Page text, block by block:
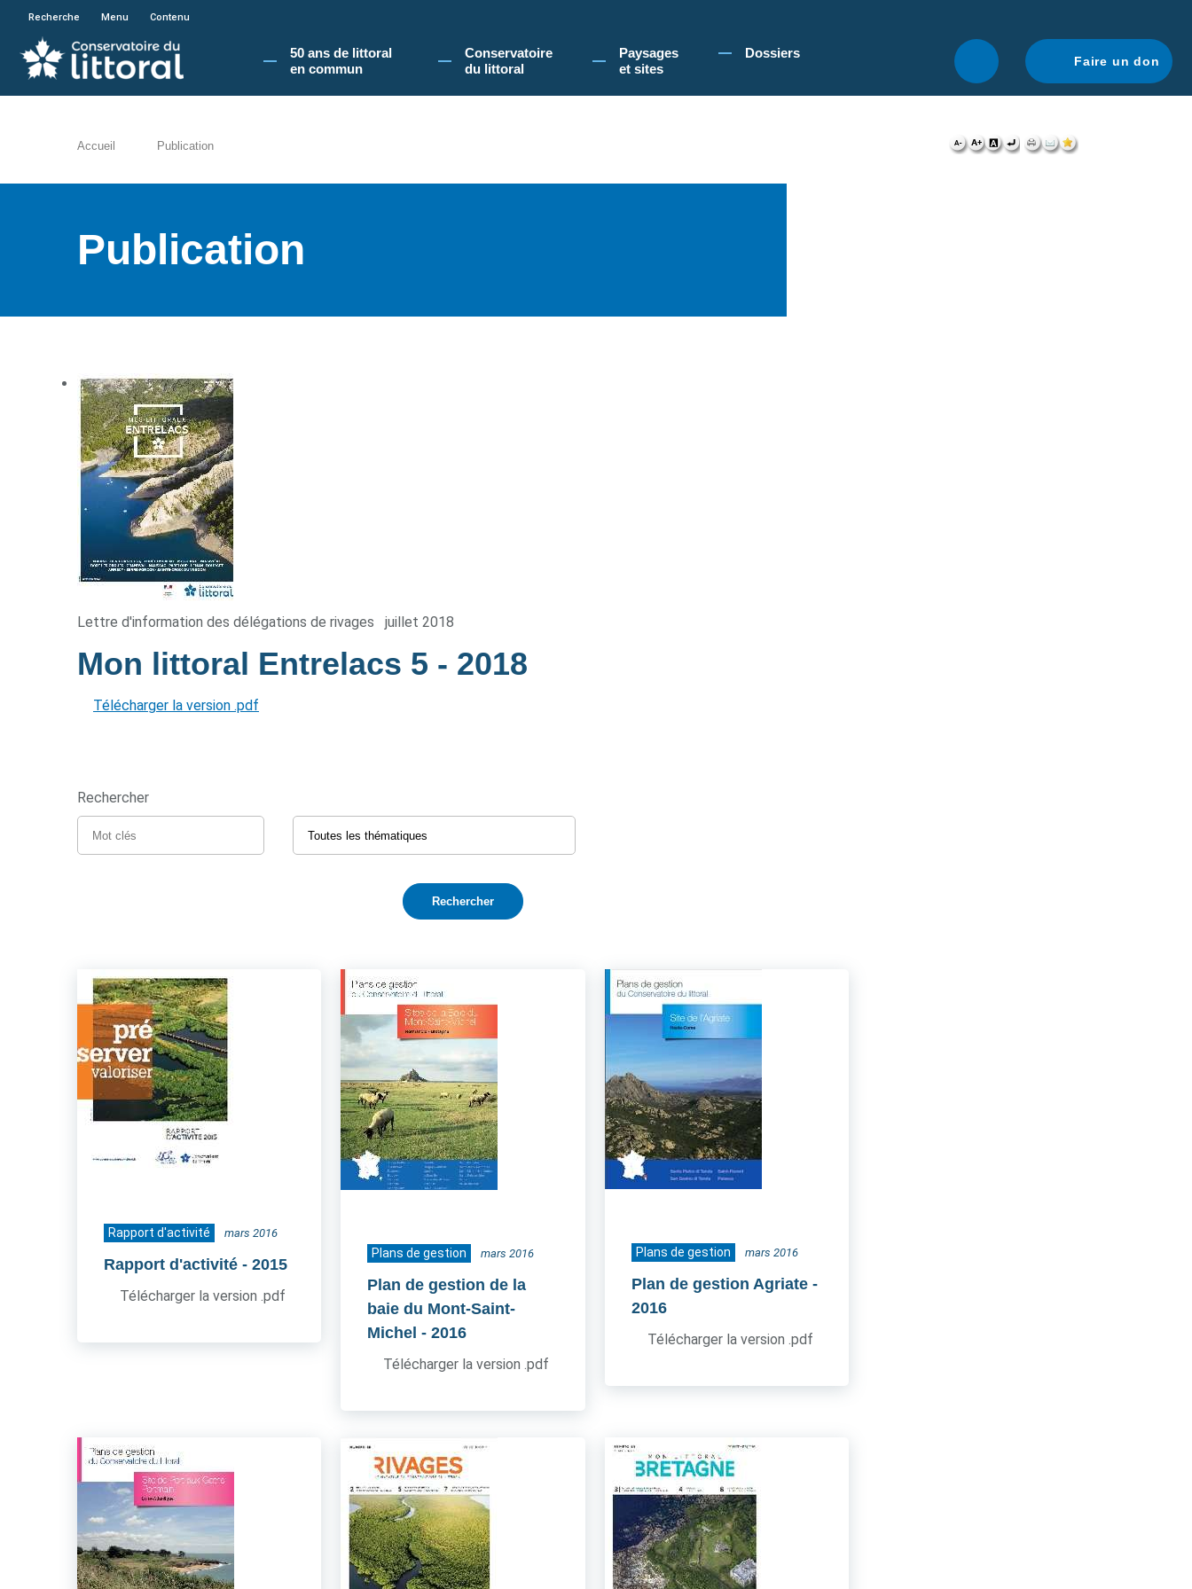
En poursuivant votre navigation sur le site du Conservatoire du littoral, vous acceptez l'utilisation de cookies pour vous proposer une navigation optimale.
Recherche Menu Contenu
50 ans de littoral
en commun​
Conservatoire
du littoral
Paysages
et sites
Dossiers
Faire un don
Accueil Publication
Publication
Lettre d'information des délégations de rivages juillet 2018
Mon littoral Entrelacs 5 - 2018
Télécharger la version .pdf
Rechercher
Rapport d'activité mars 2016
Rapport d'activité - 2015
Télécharger la version .pdf
Plans de gestion mars 2016
Plan de gestion de la
baie du Mont-Saint-
Michel - 2016
Télécharger la version .pdf
Plans de gestion mars 2016
Plan de gestion Agriate -
2016
Télécharger la version .pdf